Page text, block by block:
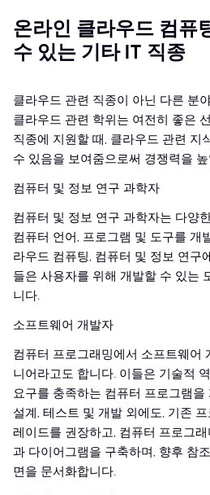
온라인 클라우드 컴퓨
수 있는 기타 IT 직종
클라우드 관련 직종이 아닌 다른 분
클라우드 관련 학위는 여전히 좋은
직종에 지원할 때, 클라우드 관련 지
수 있음을 보여줌으로써 경쟁력을
컴퓨터 및 정보 연구 과학자
컴퓨터 및 정보 연구 과학자는 다양
컴퓨터 언어, 프로그램 및 도구를 개
라우드 컴퓨팅, 컴퓨터 및 정보 연구
들은 사용자를 위해 개발할 수 있는
니다.
소프트웨어 개발자
컴퓨터 프로그래밍에서 소프트웨어
니어라고도 합니다. 이들은 기술적
요구를 충족하는 컴퓨터 프로그램을
설계, 테스트 및 개발 외에도, 기존
레이드를 권장하고, 컴퓨터 프로그
과 다이어그램을 구축하며, 향후 참
면을 문서화합니다.